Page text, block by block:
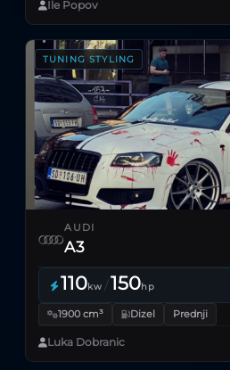
Ile Popov
TUNING STYLING
AUDI
A3
110kw /150hp
1900 cm³ Dizel Prednji
Luka Dobranic